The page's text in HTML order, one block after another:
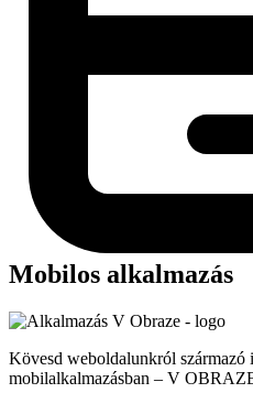
Mobilos alkalmazás
Kövesd weboldalunkról származó
mobilalkalmazásban – V